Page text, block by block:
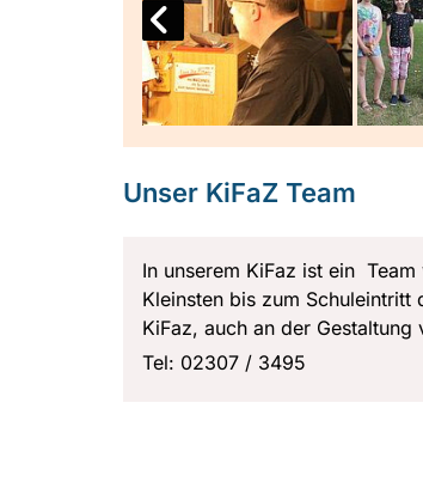
Unser KiFaZ Team
In unserem KiFaz ist ein
Kleinsten bis zum
KiFaz, auch an der
Tel: 02307 / 3495